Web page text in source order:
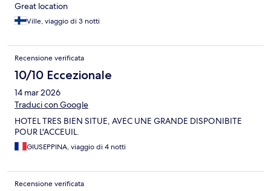
Great location
Ville, viaggio di 3 notti
Recensione verificata
10/10 Eccezionale
14 mar 2026
Traduci con Google
HOTEL TRES BIEN SITUE, AVEC UNE GRANDE DISPONIBITE
POUR L'ACCEUIL.
GIUSEPPINA, viaggio di 4 notti
Recensione verificata